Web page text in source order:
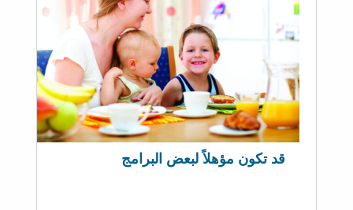
قد تكون مؤهلاً لبعض البرامج